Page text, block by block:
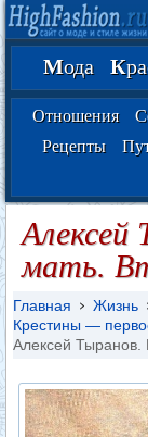
Мода К
Отношения
Рецепты
Алексей
мать.
Главная Жизнь
Крестины —
Алексей Тыранов.